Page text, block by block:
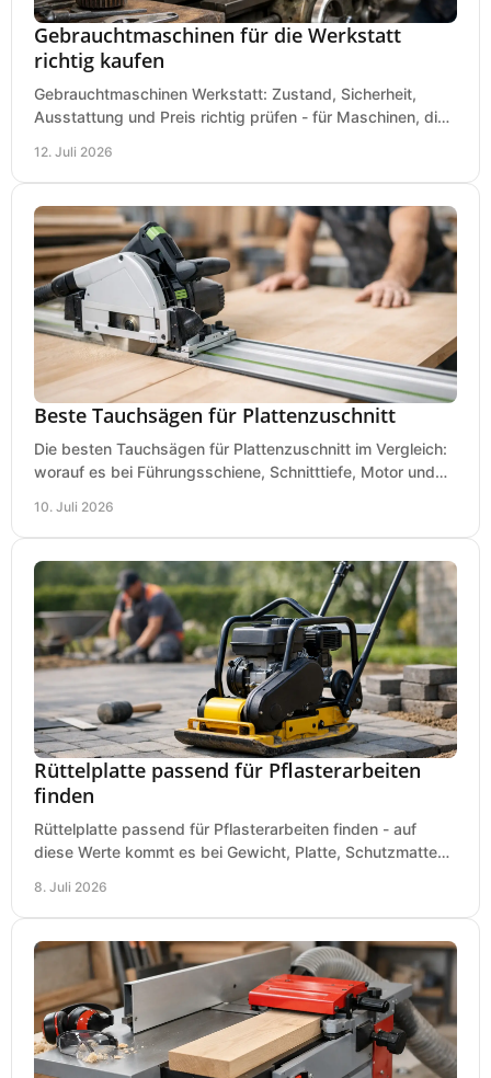
Gebrauchtmaschinen für die Werkstatt
richtig kaufen
Gebrauchtmaschinen Werkstatt: Zustand, Sicherheit,
Ausstattung und Preis richtig prüfen - für Maschinen, die
12. Juli 2026
Beste Tauchsägen für Plattenzuschnitt
Die besten Tauchsägen für Plattenzuschnitt im Vergleich:
worauf es bei Führungsschiene, Schnitttiefe, Motor und
10. Juli 2026
Rüttelplatte passend für Pflasterarbeiten
finden
Rüttelplatte passend für Pflasterarbeiten finden - auf
diese Werte kommt es bei Gewicht, Platte, Schutzmatte
8. Juli 2026